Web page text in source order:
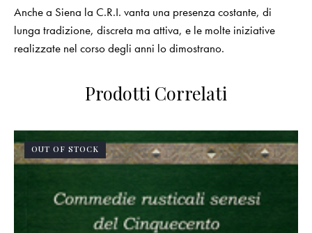
Anche a Siena la C.R.I. vanta una presenza costante, di
lunga tradizione, discreta ma attiva, e le molte iniziative
realizzate nel corso degli anni lo dimostrano.
Prodotti Correlati
OUT OF STOCK